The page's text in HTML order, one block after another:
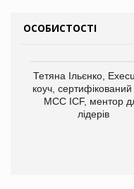
ОСОБИСТОСТІ
Тетяна Ільєнко,
коуч, сертифікований
МСС ICF, ментор
лідерів